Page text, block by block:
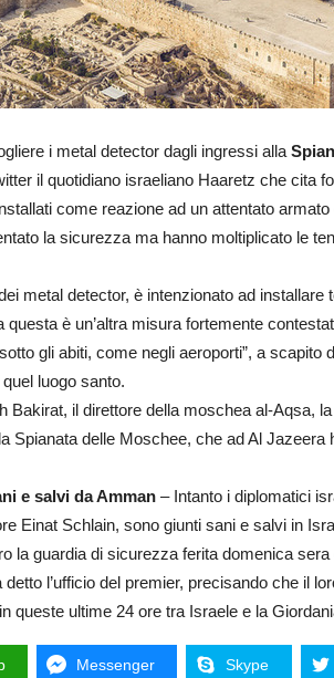
i metal detector dagli ingressi alla
il quotidiano israeliano Haaretz che cita
come reazione ad un attentato
la sicurezza ma hanno moltiplicato le
metal detector, è intenzionato ad installare
è un’altra misura fortemente
gli abiti, come negli aeroporti”, a scapito
luogo santo.
Bakirat, il direttore della moschea al-Aqsa,
Spianata delle Moschee, che ad Al Jazeera
e salvi da Amman – Intanto i diplomatici
Einat Schlain, sono giunti sani e salvi in
la guardia di sicurezza ferita domenica sera
l’ufficio del premier, precisando che il
queste ultime 24 ore tra Israele e la
Messenger Skype